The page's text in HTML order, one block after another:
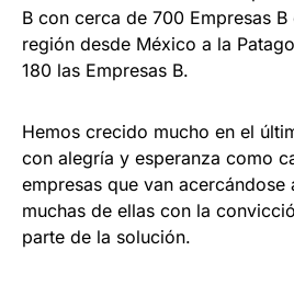
B con cerca de 700 Empresas B
región desde México a la
180 las Empresas B.
Hemos crecido mucho en el
con alegría y esperanza como
empresas que van acercándose
muchas de ellas con la
parte de la solución.